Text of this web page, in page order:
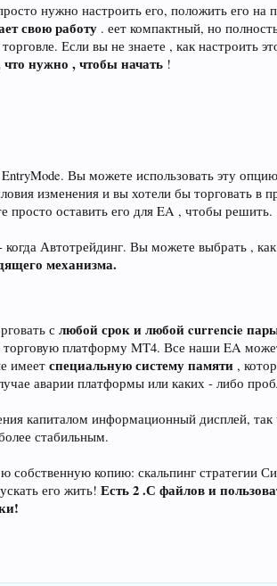
нужно настроить его, положить его
свою работу . еет компактный, но
Если вы не знаете , как настроить
что нужно , чтобы начать !
Вы можете использовать эту
изменения и вы хотели бы торговать в
просто оставить его для EA , чтобы решить.
Автотрейдинг. Вы можете выбрать ,
механизма.
слюбой срок и любой currencie
торговую платформу MT4. Все наши EA
имеетспециальную систему памяти ,
аварии платформы или каких - либо
капиталом информационный дисплей,
стабильным.
копию: скальпинг стратегии
его жить!Есть 2 .С файлов и